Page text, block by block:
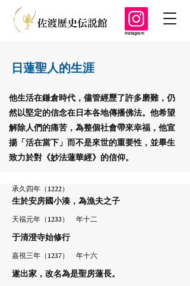
Instagram
日蓮聖人的生涯
他生活在鎌倉時代，儘管經歷了許多磨難，仍
然以堅定的信念在日本各地傳播佛法。他希望
解除人們的痛苦，為整個社會帶來幸福，他宣
揚「活在當下」而不是來世的重要性，並畢生
致力於對《妙法蓮華經》的信仰。
承久四年（1222）
生於安房國小湊，為漁夫之子
天福元年（1233）​ 年十二
于清澄寺始修行
嘉視三年（1237） 年十六
遂出家，改名為是聖房蓮長。